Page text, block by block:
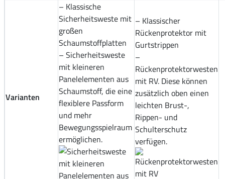
Varianten
– Klassische
Sicherheitsweste mit
großen
Schaumstoffplatten
– Sicherheitsweste
mit kleineren
Panelelementen aus
Schaumstoff, die eine
flexiblere Passform
und mehr
Bewegungsspielraum
ermöglichen.
– Klassischer
Rückenprotektor mit
Gurtstrippen
–
Rückenprotektorwesten
mit RV. Diese können
zusätzlich oben einen
leichten Brust-,
Rippen- und
Schulterschutz
verfügen.